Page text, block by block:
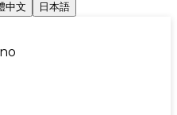
中文 日本語